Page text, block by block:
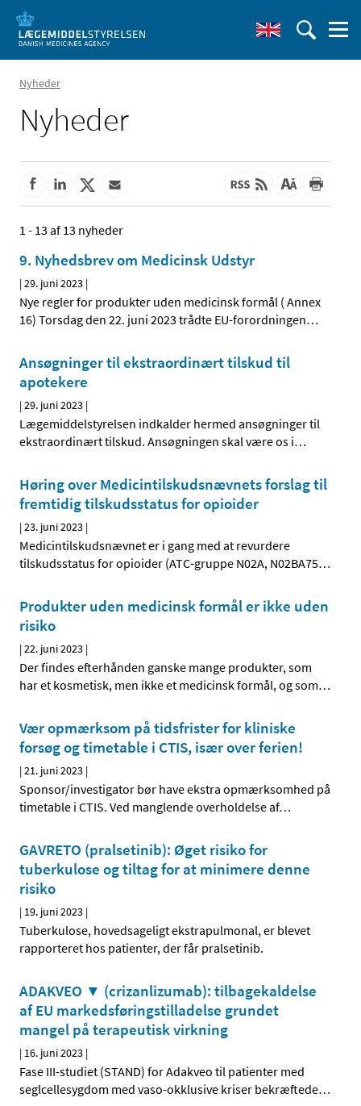
Nyheder
Nyheder
1 - 13 af 13 nyheder
9. Nyhedsbrev om Medicinsk Udstyr
|29. juni 2023 |
Nye regler for produkter uden medicinsk formål ( Annex
16) Torsdag den 22. juni 2023 trådte EU-forordningen…
Ansøgninger til ekstraordinært tilskud til
apotekere
|29. juni 2023 |
Lægemiddelstyrelsen indkalder hermed ansøgninger til
ekstraordinært tilskud. Ansøgningen skal være os i…
Høring over Medicintilskudsnævnets forslag til
fremtidig tilskudsstatus for opioider
|23. juni 2023 |
Medicintilskudsnævnet er i gang med at revurdere
tilskudsstatus for opioider (ATC-gruppe N02A, N02BA75…
Produkter uden medicinsk formål er ikke uden
risiko
|22. juni 2023 |
Der findes efterhånden ganske mange produkter, som
har et kosmetisk, men ikke et medicinsk formål, og som…
Vær opmærksom på tidsfrister for kliniske
forsøg og timetable i CTIS, især over ferien!
|21. juni 2023 |
Sponsor/investigator bør have ekstra opmærksomhed på
timetable i CTIS. Ved manglende overholdelse af…
GAVRETO (pralsetinib): Øget risiko for
tuberkulose og tiltag for at minimere denne
risiko
| 19. juni 2023 |
Tuberkulose, hovedsageligt ekstrapulmonal, er blevet
rapporteret hos patienter, der får pralsetinib.
ADAKVEO ▼ (crizanlizumab): tilbagekaldelse
af EU markedsføringstilladelse grundet
mangel på terapeutisk virkning
| 16. juni 2023 |
Fase III-studiet (STAND) for Adakveo til patienter med
seglcellesygdom med vaso-okklusive kriser bekræftede…